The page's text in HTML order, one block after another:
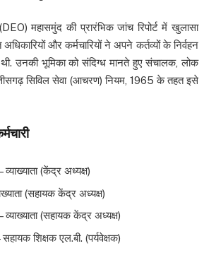
(DEO) महासमुंद की प्रारंभिक जांच रिपोर्ट में खुलासा
और कर्मचारियों ने अपने कर्तव्यों के निर्वहन
थी. उनकी भूमिका को संदिग्ध मानते हुए संचालक, लोक
सिविल सेवा (आचरण) नियम, 1965 के तहत इसे
(केंद्र अध्यक्ष)
(सहायक केंद्र अध्यक्ष)
व्याख्याता (सहायक केंद्र अध्यक्ष)
सहायक शिक्षक एल.बी. (पर्यवेक्षक)